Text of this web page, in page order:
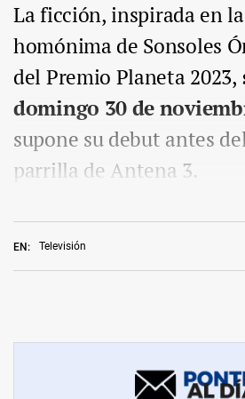
EN: Televisión
La ficción, inspirada en
homónima de Sonsoles
del Premio Planeta 2023,
domingo 30 de
supone su debut antes
parrilla de Antena 3.